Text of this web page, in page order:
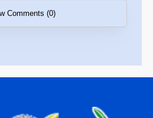
Comments (0)